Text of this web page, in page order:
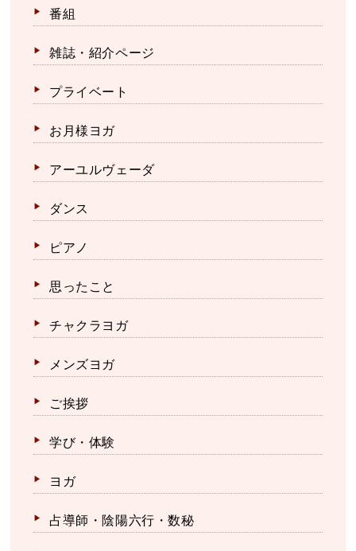
番組
雑誌・紹介ページ
プライベート
お月様ヨガ
アーユルヴェーダ
ダンス
ピアノ
思ったこと
チャクラヨガ
メンズヨガ
ご挨拶
学び・体験
ヨガ
占導師・陰陽六行・数秘